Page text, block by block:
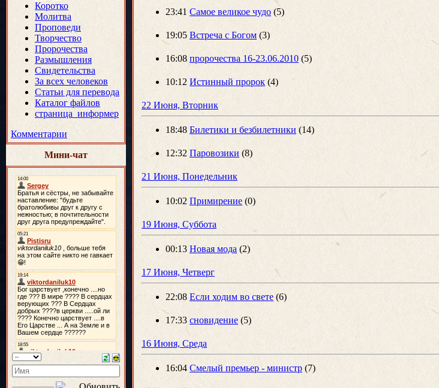
Коротко
Молитва
Проповеди
Творчество
Пророчества
Размышления
Свидетельства
За всех человеков
Статьи для перевода
Каталог файлов
страница_информер
Комментарии
Мини-чат
23:41 Самое великое чудо (5)
19:05 Встреча с Богом (3)
16:08 пророчества 16-23.06.2010 (5)
10:12 Истинный пророк (4)
22 Июня, Вторник
18:48 Билетики и безбилетники (14)
12:32 Паровозики (8)
21 Июня, Понедельник
10:02 Примирение (0)
19 Июня, Суббота
00:13 Новая мода (2)
17 Июня, Четверг
22:08 Если ходим во свете (6)
17:33 сновидение (5)
16 Июня, Среда
16:04 Смелый премьер - министр (7)